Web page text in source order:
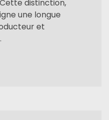
distinction,
une longue
et